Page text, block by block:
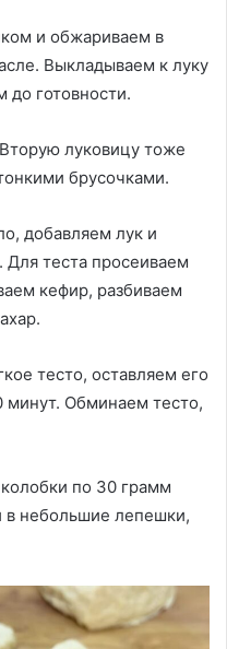
и обжариваем в
Выкладываем к луку
готовности.
луковицу тоже
брусочками.
добавляем лук и
теста просеиваем
кефир, разбиваем
тесто, оставляем его
минут. Обминаем тесто,
по 30 грамм
в небольшие лепешки,